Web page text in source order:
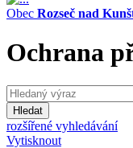
Obec Rozseč nad
Ochrana
Hledat
rozšířené vyhledávání
Vytisknout